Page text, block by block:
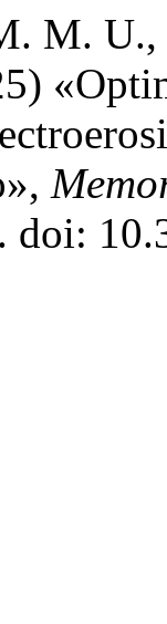
M.
doi: